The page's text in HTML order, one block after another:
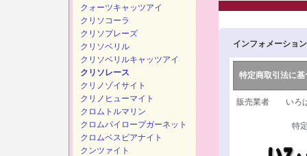
インフォメーション
特定商取引法に基
販売業者 いろ
特
クォーツキャッツアイ
クリソコーラ
クリソプレーズ
クリソベリル
クリソベリルキャッツアイ
クリソレース
クリノゾイサイト
クリノヒューマイト
クロムトルマリン
クロムパイロープガーネット
クロムベスビアナイト
クンツァイト